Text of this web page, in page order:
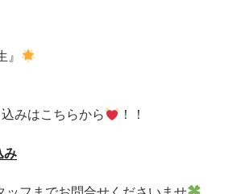
』
みはこちらから
！！
み